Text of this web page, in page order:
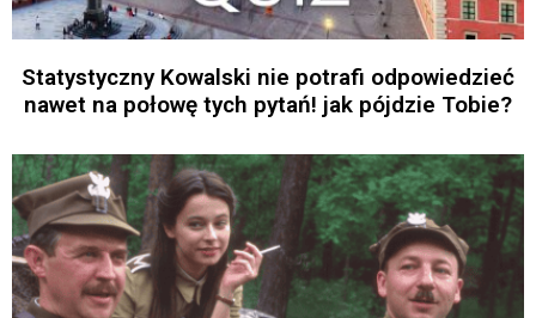
Statystyczny Kowalski nie potrafi odpowiedzieć
nawet na połowę tych pytań! jak pójdzie Tobie?